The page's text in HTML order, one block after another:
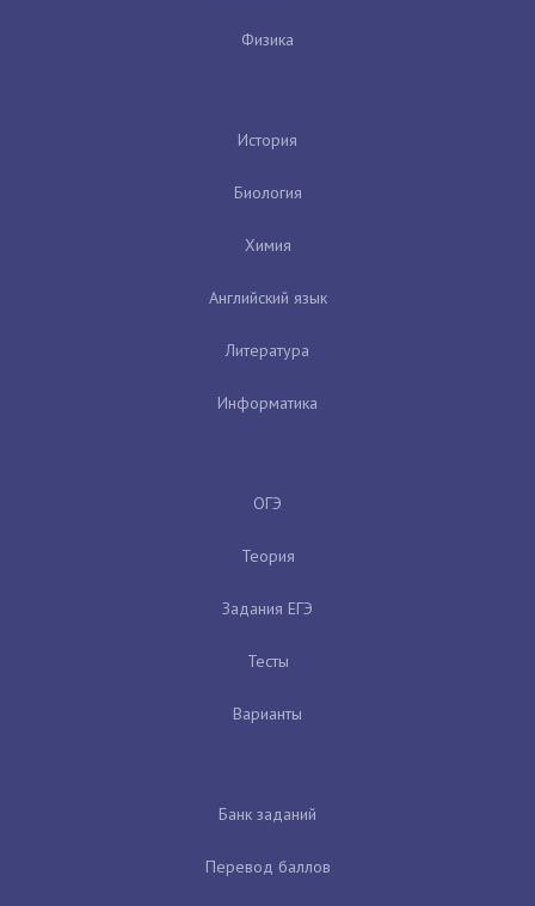
Физика
История
Биология
Химия
Английский язык
Литература
Информатика
ОГЭ
Теория
Задания ЕГЭ
Тесты
Варианты
Банк заданий
Перевод баллов